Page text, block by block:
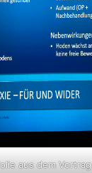
aus dem